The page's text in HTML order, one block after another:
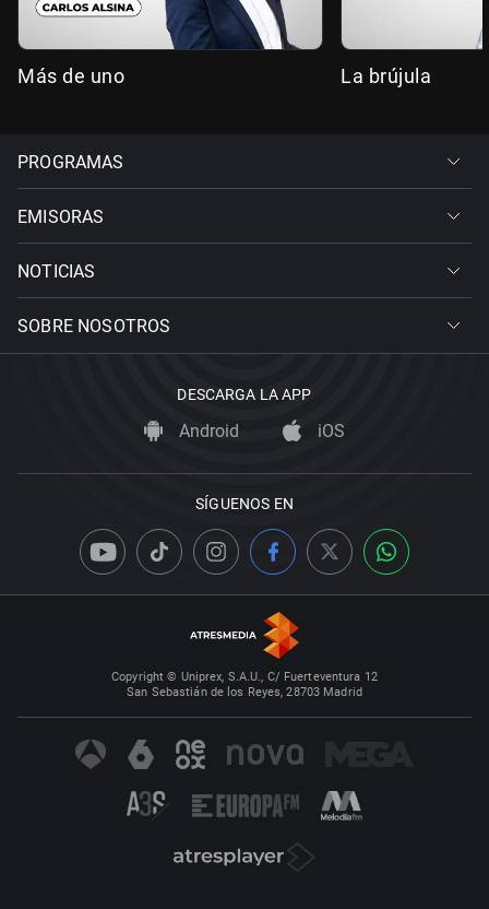
Más de uno La brújula
PROGRAMAS
EMISORAS
NOTICIAS
SOBRE NOSOTROS
DESCARGA LA APP
Android iOS
SÍGUENOS EN
Copyright © Uniprex, S.A.U., C/ Fuerteventura 12
San Sebastián de los Reyes, 28703 Madrid